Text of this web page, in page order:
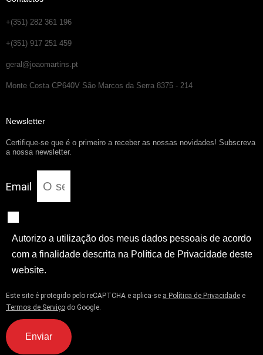
+(351) 282 361 196
+(351) 917 251 459
geral@joaomartins.pt
Monte Costa CP640V São Marcos da Serra 8375 - 214
Newsletter
Certifique-se que é o primeiro a receber as nossas novidades! Subscreva
a nossa newsletter.
Email
Autorizo a utilização dos meus dados pessoais de acordo
com a finalidade descrita na Política de Privacidade deste
website.
Este site é protegido pelo reCAPTCHA e aplica-se a Política de Privacidade e
Termos de Serviço do Google.
Enviar